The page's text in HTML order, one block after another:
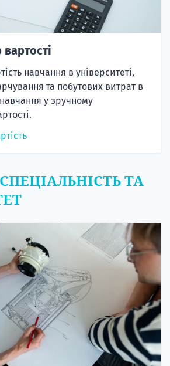
навчання в університеті,
та побутових витрат в
у зручному
ТА